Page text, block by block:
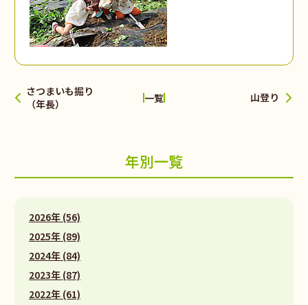
さつまいも掘り
（年長）
一覧 山登り
年別一覧
2026年 (56)
2025年 (89)
2024年 (84)
2023年 (87)
2022年 (61)